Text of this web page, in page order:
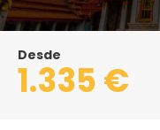
Desde
1.335 €